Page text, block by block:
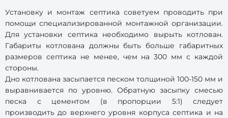
Установку и монтаж септика советуем проводить при
помощи специализированной монтажной организации.
Для установки септика необходимо вырыть котлован.
Габариты котлована должны быть больше габаритных
размеров септика не менее, чем на 300 мм с каждой
стороны.
Дно котлована засыпается песком толщиной 100-150 мм и
выравнивается по уровню. Обратную засыпку смесью
песка с цементом (в пропорции 5:1) следует
производить до верхнего уровня корпуса септика и на